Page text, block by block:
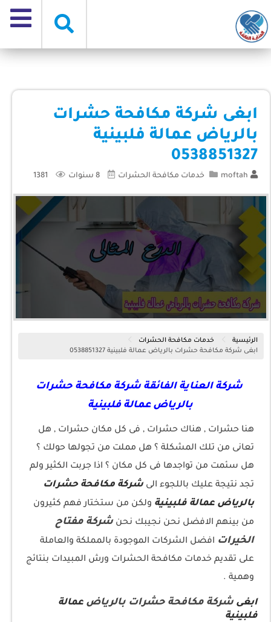
ابغى شركة مكافحة حشرات
بالرياض عمالة فلبينية
0538851327
moftah خدمات مكافحة الحشرات 8 سنوات
الرئيسية
خدمات مكافحة الحشرات
ابغى شركة مكافحة حشرات بالرياض عمالة فلبينية 0538851327
شركة العناية الفائقة شركة مكافحة حشرات
بالرياض عمالة فلبينية
هنا حشرات , هناك حشرات , فى كل مكان حشرات , هل
تعانى من تلك المشكلة ؟ هل مملت من تجولها حولك ؟
هل سئمت من تواجدها فى كل مكان ؟ اذا جربت الكثير ولم
تجد نتيجة عليك باللجوء الىشركة مكافحة حشرات
بالرياض عمالة فلبينية ولكن من ستختار فهم كثيرون
من بينهم الافضل نحن نجيبك نحنشركة مفتاح
الخيرات افضل الشركات الموجودة بالمملكة والعاملة
على تقديم خدمات مكافحة الحشرات ورش المبيدات بنتائج
وهمية .
ابغى شركة مكافحة حشرات بالرياض عمالة
فلبينية